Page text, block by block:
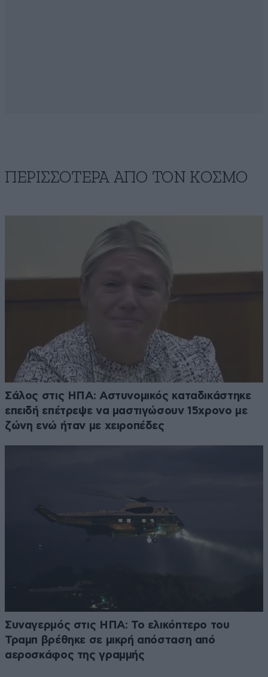
ΠΕΡΙΣΣΟΤΕΡΑ ΑΠΟ ΤΟΝ ΚΟΣΜΟ
Σάλος στις ΗΠΑ: Αστυνομικός καταδικάστηκε
επειδή επέτρεψε να μαστιγώσουν 15χρονο με
ζώνη ενώ ήταν με χειροπέδες
Συναγερμός στις ΗΠΑ: Το ελικόπτερο του
Τραμπ βρέθηκε σε μικρή απόσταση από
αεροσκάφος της γραμμής